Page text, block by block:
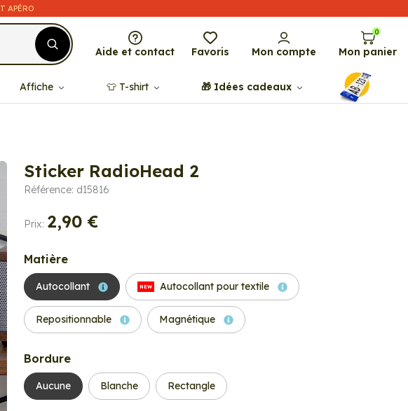
APÉRO
Aide et contact Favoris Mon compte
0
Mon panier
Affiche 👕​​ T-shirt 🎁​ Idées cadeaux
Sticker RadioHead 2
Référence: d15816
Prix: 2,90 €
Matière
Autocollant NEW Autocollant pour textile
Repositionnable Magnétique
Bordure
Aucune Blanche Rectangle